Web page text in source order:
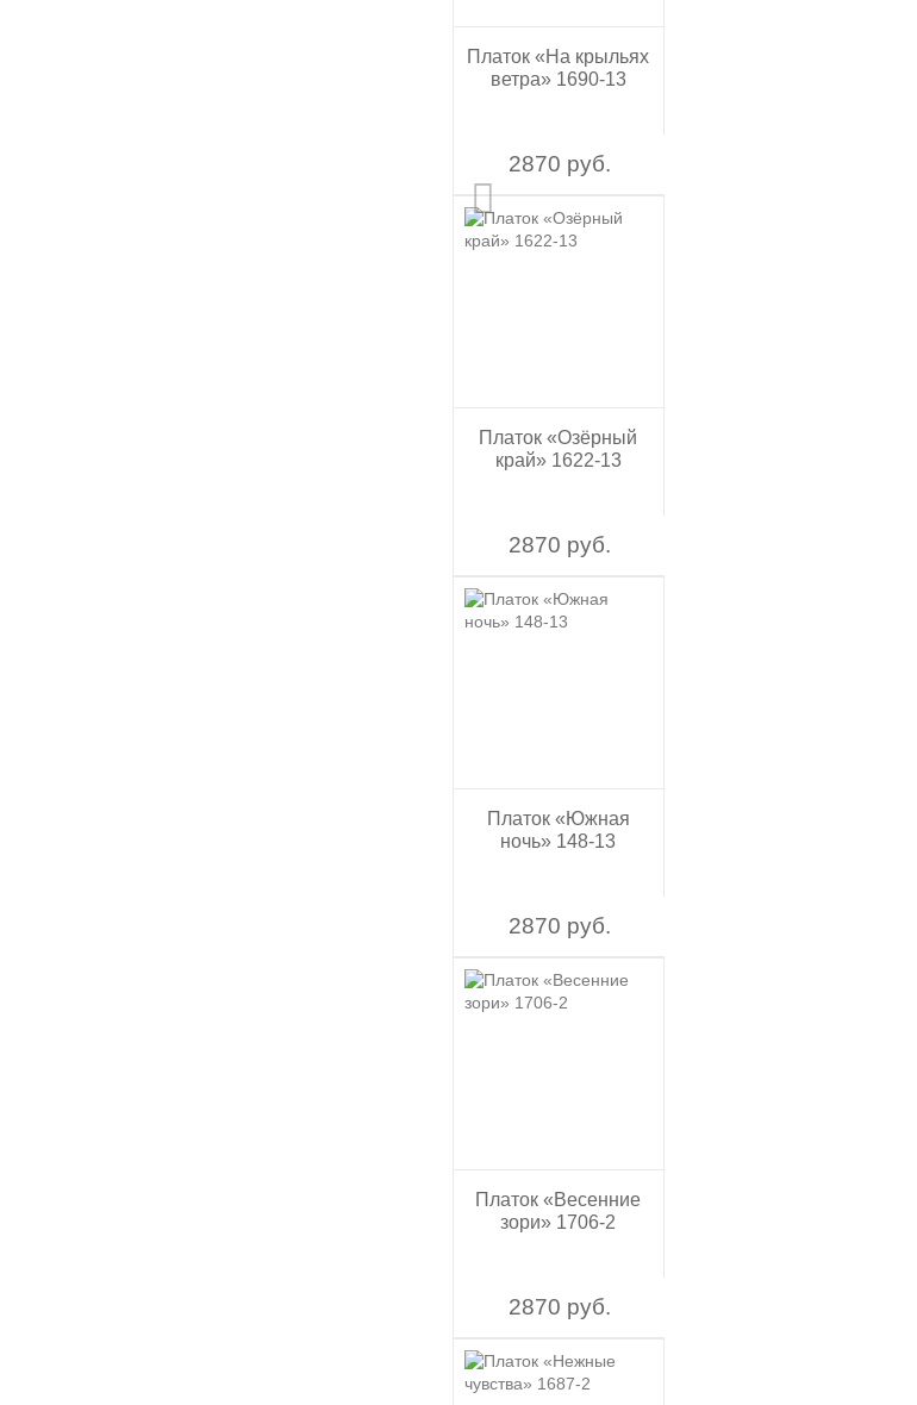
Платок «На крыльях
ветра» 1690-13
2870 руб.
Платок «Озёрный
край» 1622-13
2870 руб.
Платок «Южная
ночь» 148-13
2870 руб.
Платок «Весенние
зори» 1706-2
2870 руб.